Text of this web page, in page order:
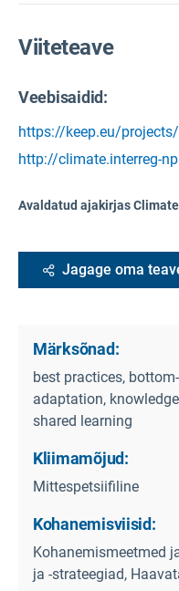
Viiteteave
Veebisaidid:
https://keep.eu/
http://climate.interreg-
Avaldatud ajakirjas
Jagage oma
Märksõnad:
best practices,
adaptation,
shared learning
Kliimamõjud:
Mittespetsiifiline
Kohanemisviisid:
Kohanemismeetmed
ja -strateegiad,